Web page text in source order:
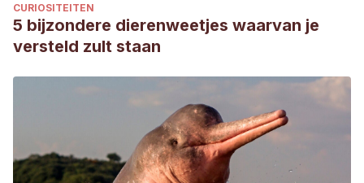
CURIOSITEITEN
5 bijzondere dierenweetjes waarvan je
versteld zult staan